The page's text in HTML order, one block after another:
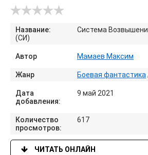
Название:
Система
(СИ)
Автор Мамаев Максим
Жанр Боевая фантастика
Дата
добавления:
9 май 2021
Количество
просмотров:
617
ЧИТАТЬ ОНЛАЙН